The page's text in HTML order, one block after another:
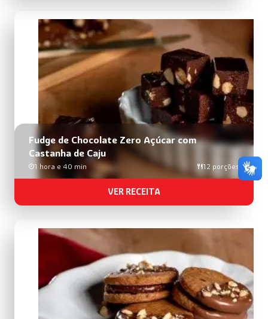
Fudge de Chocolate Zero Açúcar com
Castanha de Caju
1 hora e 40 min 12 porções
VER RECEITA